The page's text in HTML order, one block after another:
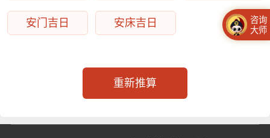
安门吉日 安床吉日
重新推算
咨询
大师